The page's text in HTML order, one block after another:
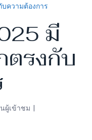
บความต้องการ
มี
ตรงกับ
ผู้เข้าชม